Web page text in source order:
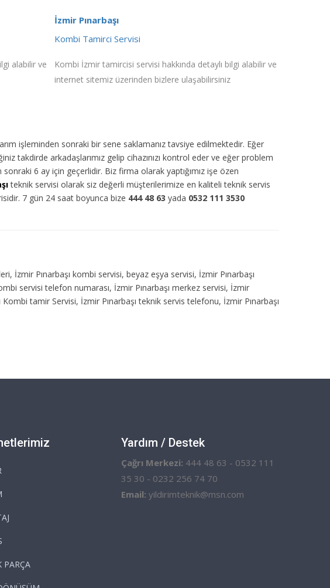
alabilir ve
İzmir Pınarbaşı
Kombi Tamirci Servisi
Kombi İzmir tamircisi servisi hakkında detaylı bilgi alabilir ve
internet sitemiz üzerinden bizlere ulaşabilirsiniz
işleminden sonraki bir sene saklamanız tavsiye edilmektedir. Eğer
takdirde arkadaşlarımız gelip cihazınızı kontrol eder ve eğer problem
sonraki 6 ay için geçerlidir. Biz firma olarak yaptığımız işe özen
teknik servisi olarak siz değerli müşterilerimize en kaliteli teknik servis
7 gün 24 saat boyunca bize 444 48 63 yada 0532 111 3530
İzmir Pınarbaşı kombi servisi, beyaz eşya servisi, İzmir Pınarbaşı
servisi telefon numarası, İzmir Pınarbaşı merkez servisi, İzmir
tamir Servisi, İzmir Pınarbaşı teknik servis telefonu, İzmir Pınarbaşı
PARÇA
Yardım / Destek
Çağrı Merkezi: 444 48 63 - 0532 111
35 30 - 0232 256 74 70
Email: yildirimteknik@msn.com